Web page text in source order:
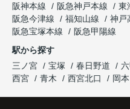
購入されたご家族は
と大変喜ばれ、こ
住み替え後は家族
阪神本線
阪急神戸本線 東
阪急今津線
福知山線 神戸
阪急宝塚本線
阪急甲陽線
駅から探す
三ノ宮
宝塚 春日野道
西宮
青木 西宮北口 岡本